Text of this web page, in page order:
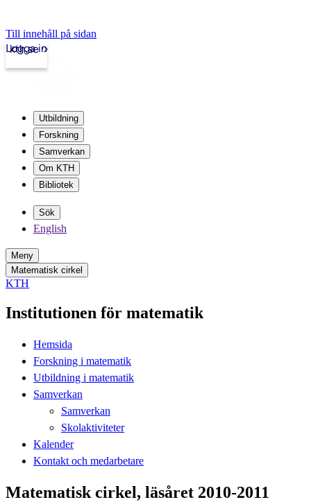
Till innehåll på sidan
kth.se
Logga in
Utbildning
Forskning
Samverkan
Om KTH
Bibliotek
Sök
English
Meny
Matematisk cirkel
KTH
Institutionen för matematik
Hemsida
Forskning i matematik
Utbildning i matematik
Samverkan
Samverkan
Skolaktiviteter
Kalender
Kontakt och medarbetare
Matematisk cirkel, läsåret 2010-2011